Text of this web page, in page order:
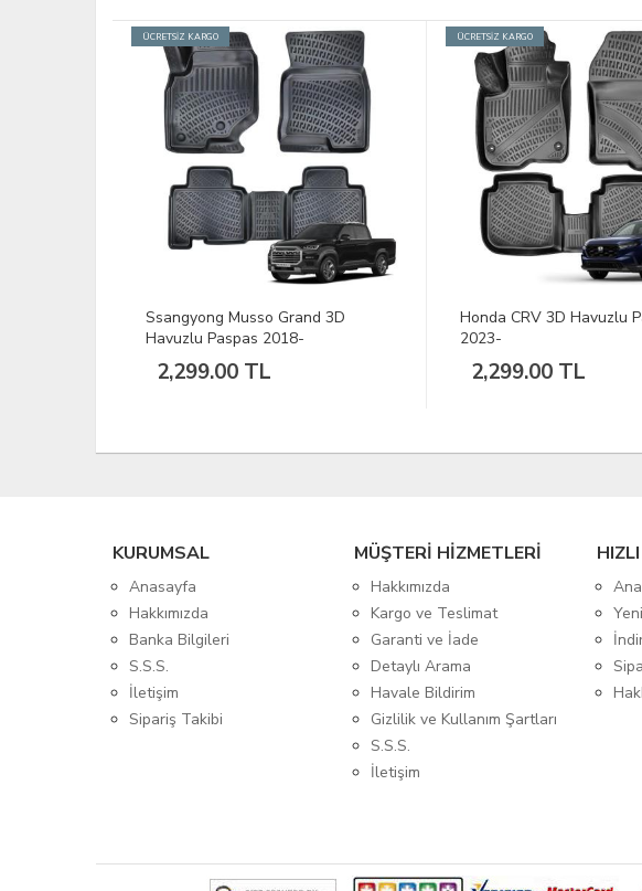
ÜCRETSİZ KARGO
Ssangyong Musso Grand 3D
Havuzlu Paspas 2018-
2,299.00 TL
ÜCRETSİZ KARGO
Honda CRV 3D Havuzlu
2023-
2,299.00 TL
KURUMSAL
Anasayfa
Hakkımızda
Banka Bilgileri
S.S.S.
İletişim
Sipariş Takibi
MÜŞTERİ HİZMETLERİ
Hakkımızda
Kargo ve Teslimat
Garanti ve İade
Detaylı Arama
Havale Bildirim
Gizlilik ve Kullanım Şartları
S.S.S.
İletişim